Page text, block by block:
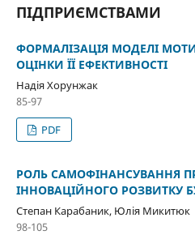
ПІДПРИЄМСТВАМИ
ФОРМАЛІЗАЦІЯ МОДЕЛІ
ОЦІНКИ ЇЇ ЕФЕКТИВНОСТІ
Надія Хорунжак
85-97
PDF
РОЛЬ САМОФІНАНСУВАННЯ
ІННОВАЦІЙНОГО РОЗВИТКУ
Степан Карабаник, Юлія Микитюк
98-105